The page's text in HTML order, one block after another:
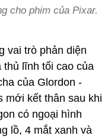
cho phim của Pixar.
vai trò phản diện
thủ lĩnh tối cao của
của Glordon -
mới kết thân sau khi
có ngoại hình
lồ, 4 mắt xanh và